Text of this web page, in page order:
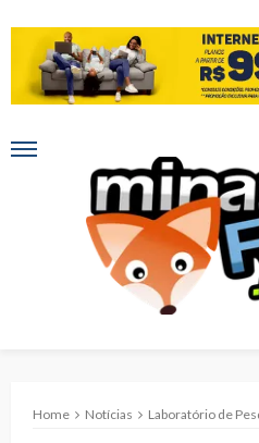
Home Notícias Laboratório de Pesquisa do HUCF inicia